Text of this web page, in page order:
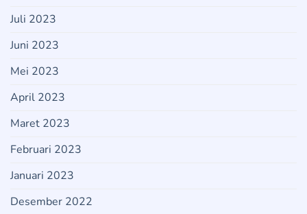
Juli 2023
Juni 2023
Mei 2023
April 2023
Maret 2023
Februari 2023
Januari 2023
Desember 2022